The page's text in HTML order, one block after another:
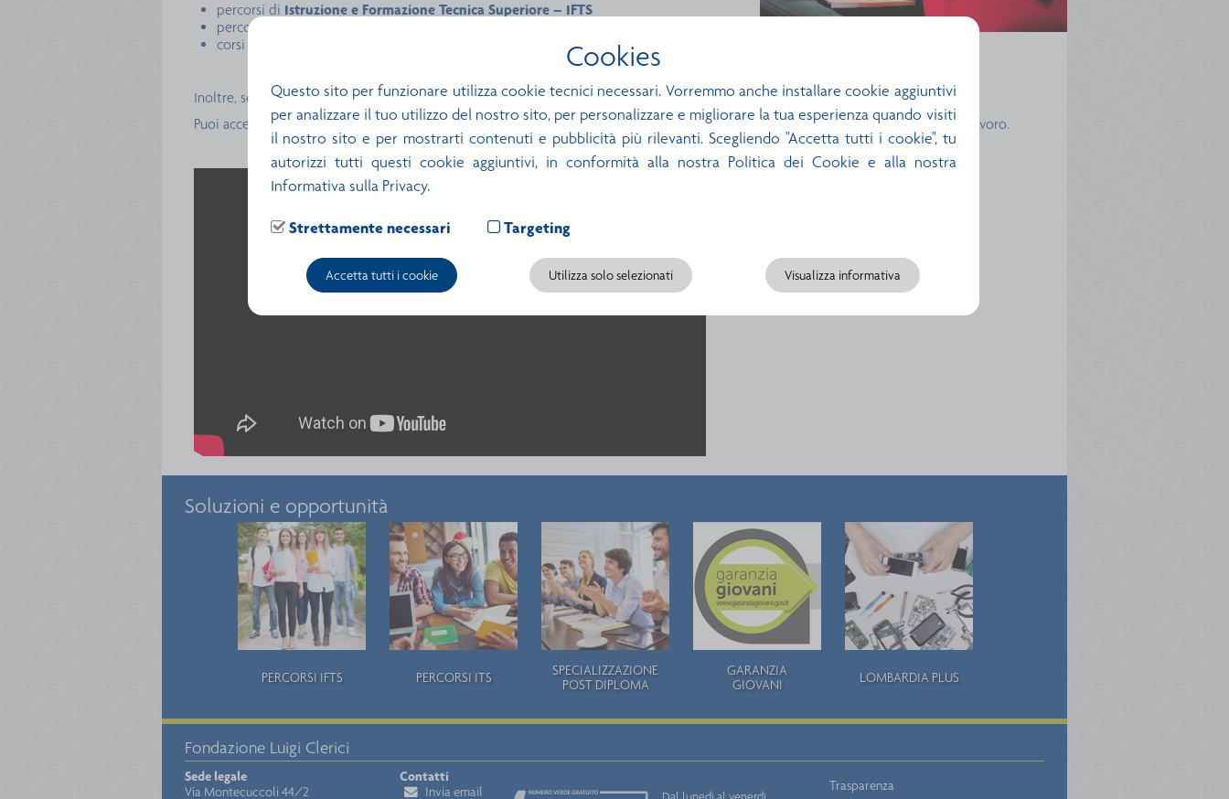
Cookies
Questo sito per funzionare utilizza cookie tecnici necessari. Vorremmo anche installare cookie aggiuntivi
per analizzare il tuo utilizzo del nostro sito, per personalizzare e migliorare la tua esperienza quando visiti
il nostro sito e per mostrarti contenuti e pubblicità più rilevanti. Scegliendo "Accetta tutti i cookie", tu
autorizzi tutti questi cookie aggiuntivi, in conformità alla nostra Politica dei Cookie e alla nostra
Informativa sulla Privacy.
Strettamente necessari Targeting
Accetta tutti i cookie Utilizza solo selezionati Visualizza informativa
percorsi di Istruzione e Formazione Tecnica Superiore – IFTS
percorsi realizzati all’interno degli
corsi di
Inoltre, se sei ungiovane under 29ci sono anche altre opportunità per te!
Puoi accedere al sistema dotale di GARANZIA GIOVANIe partecipare a programmi di orientamento, formazione e inserimento al lavoro.
Soluzioni e opportunità
PERCORSI IFTS PERCORSI ITS
SPECIALIZZAZIONE
POST DIPLOMA
GARANZIA
GIOVANI
LOMBARDIA PLUS
Fondazione Luigi Clerici
Sede legale
Via Montecuccoli 44/2
Contatti
Invia email Trasparenza